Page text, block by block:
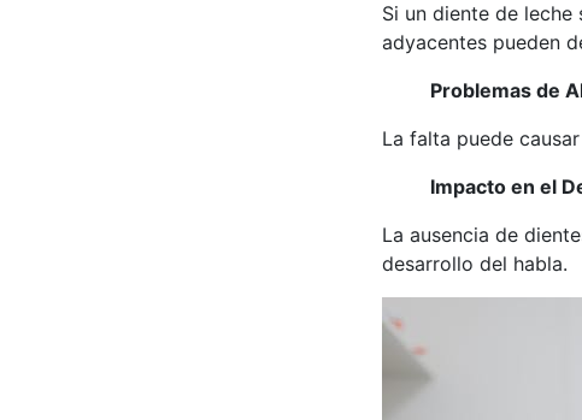
Si un diente de
adyacentes pueden
Problemas de
La falta puede
Impacto en el
La ausencia de
desarrollo del habla.